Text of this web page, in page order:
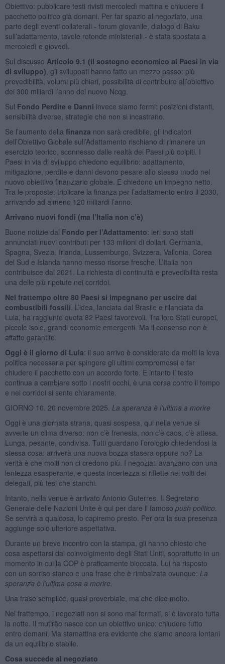
Obiettivo: pubblicare testi rivisti mercoledì mattina e chiudere il
pacchetto politico già domani. Per far spazio al negoziato, una
parte degli eventi collaterali - forum giovanile, dialogo di Baku
sull’adattamento, tavole rotonde ministeriali - è stata spostata a
mercoledì e giovedì.
Sul discusso Articolo 9.1 (il sostegno economico ai Paesi in via
di sviluppo) , gli sviluppati hanno fatto un mezzo passo: più
prevedibilità, volumi più chiari, possibilità di contribuire all’obiettivo
dei 300 miliardi l’anno del nuovo Ncqg.
Sul Fondo Perdite e Danni invece siamo fermi: posizioni distanti,
sensibilità diverse, strategie che non si incastrano.
Se l’aumento della finanza non sarà credibile, gli indicatori
dell’Obiettivo Globale sull’Adattamento rischiano di rimanere un
esercizio teorico, sconnesso dalle realtà dei Paesi più colpiti. I
Paesi in via di sviluppo chiedono equilibrio: adattamento,
mitigazione, perdite e danni devono pesare allo stesso modo nel
nuovo obiettivo finanziario globale. E chiedono un impegno netto.
Tra le proposte: triplicare la finanza per l’adattamento entro il 2030,
arrivando ad almeno 120 miliardi l’anno.
Arrivano nuovi fondi (ma l’Italia non c’è)
Buone notizie dal Fondo per l’Adattamento: ieri sono stati
annunciati nuovi contributi per 133 milioni di dollari. Germania,
Spagna, Svezia, Irlanda, Lussemburgo, Svizzera, Vallonia, Corea
del Sud e Islanda hanno messo risorse fresche. L’Italia non
contribuisce dal 2021. La richiesta di continuità e prevedibilità resta
una delle più ripetute nei corridoi.
Nel frattempo oltre 80 Paesi si impegnano per uscire dai
combustibili fossili . L’idea, lanciata dal Brasile e rilanciata da
Lula, ha raggiunto quota 82 Paesi favorevoli. Tra loro Stati europei,
piccole isole, grandi economie emergenti. Ma il consenso non è
affatto garantito.
Oggi è il giorno di Lula: il suo arrivo è considerato da molti la leva
politica necessaria per spingere gli ultimi compromessi e far
chiudere il pacchetto con un accordo forte. E intanto il testo
continua a cambiare sotto i nostri occhi, è una corsa contro il tempo
e nei corridoi si sente chiaramente.
GIORNO 10. 20 novembre 2025. La speranza è l’ultima a morire
Oggi è una giornata strana, quasi sospesa, qui nella venue si
avverte un clima diverso: non c’è frenesia, non c’è caos, c’è attesa.
Lunga, pesante, condivisa. Tutti guardano l’orologio chiedendosi la
stessa cosa: arriverà una nuova bozza stasera oppure no? La
verità è che molti non ci credono più. I negoziati avanzano con una
lentezza esasperante, e questa incertezza si riflette nei volti dei
delegati, più tesi che stanchi.
Intanto, nella venue è arrivato Antonio Guterres. Il Segretario
Generale delle Nazioni Unite è qui per dare il famoso push politico
Se servirà a qualcosa, lo capiremo presto. Per ora la sua presenza
aggiunge solo ulteriore aspettativa.
Durante un breve incontro con la stampa, gli hanno chiesto che
cosa aspettarsi dal coinvolgimento degli Stati Uniti, soprattutto in un
momento in cui la COP è praticamente bloccata. Lui ha risposto
con un sorriso stanco e una frase che è rimbalzata ovunque: La
speranza è l’ultima cosa a morire.
Una frase semplice, quasi proverbiale, ma che dice molto.
Nel frattempo, i negoziati non si sono mai fermati, si è lavorato tutta
la notte. Il mutirão nasce con un obiettivo unico: chiudere tutto
entro domani. Ma stamattina era evidente che siamo ancora lontani
da un equilibrio stabile.
Cosa succede al negoziato